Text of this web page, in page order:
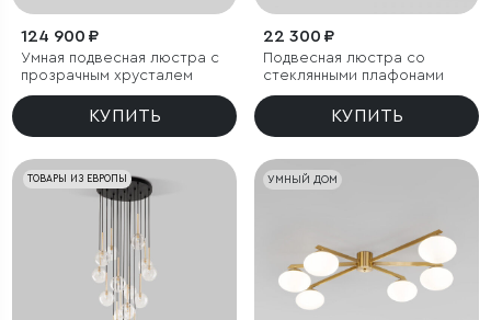
124 900 ₽
Умная подвесная люстра с
прозрачным хрусталем
КУПИТЬ
22 300 ₽
Подвесная люстра со
стеклянными плафонами
КУПИТЬ
ТОВАРЫ ИЗ ЕВРОПЫ УМНЫЙ ДОМ